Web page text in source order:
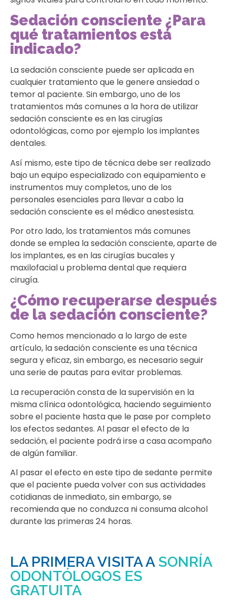
Sedación consciente ¿Para
qué tratamientos está
indicado?
La sedación consciente puede ser aplicada en
cualquier tratamiento que le genere ansiedad o
temor al paciente. Sin embargo, uno de los
tratamientos más comunes a la hora de utilizar
sedación consciente es en las cirugías
odontológicas, como por ejemplo los implantes
dentales.
Así mismo, este tipo de técnica debe ser realizado
bajo un equipo especializado con equipamiento e
instrumentos muy completos, uno de los
personales esenciales para llevar a cabo la
sedación consciente es el médico anestesista.
Por otro lado, los tratamientos más comunes
donde se emplea la sedación consciente, aparte de
los implantes, es en las cirugías bucales y
maxilofacial u problema dental que requiera
cirugía.
¿Cómo recuperarse después
de la sedación consciente?
Como hemos mencionado a lo largo de este
artículo, la sedación consciente es una técnica
segura y eficaz, sin embargo, es necesario seguir
una serie de pautas para evitar problemas.
La recuperación consta de la supervisión en la
misma clínica odontológica, haciendo seguimiento
sobre el paciente hasta que le pase por completo
los efectos sedantes. Al pasar el efecto de la
sedación, el paciente podrá irse a casa acompaño
de algún familiar.
Al pasar el efecto en este tipo de sedante permite
que el paciente pueda volver con sus actividades
cotidianas de inmediato, sin embargo, se
recomienda que no conduzca ni consuma alcohol
durante las primeras 24 horas.
LA PRIMERA VISITA ASONRÍA
ODONTÓLOGOS ES
GRATUITA